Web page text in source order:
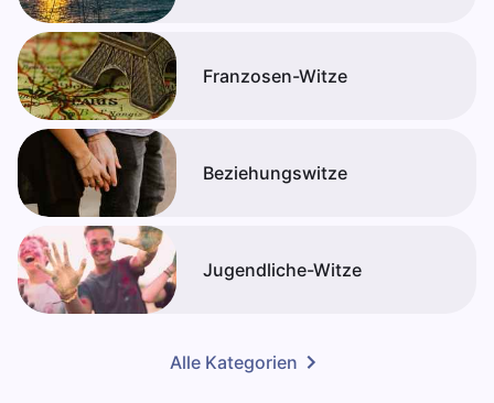
Franzosen-Witze
Beziehungswitze
Jugendliche-Witze
Alle Kategorien